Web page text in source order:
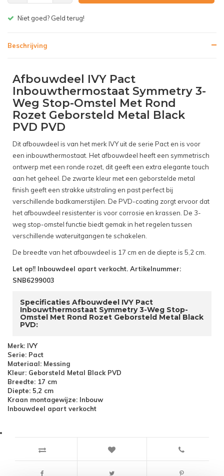
Beschrijving
Afbouwdeel IVY Pact
Inbouwthermostaat Symmetry 3-
Weg Stop-Omstel Met Rond
Rozet Geborsteld Metal Black
PVD PVD
Dit afbouwdeel is van het merk IVY uit de serie Pact en is voor
een inbouwthermostaat. Het afbouwdeel heeft een symmetrisch
ontwerp met een ronde rozet, dit geeft een extra elegante touch
aan het geheel. De zwarte kleur met een geborstelde metal
finish geeft een strakke uitstraling en past perfect bij
verschillende badkamerstijlen. De PVD-coating zorgt ervoor dat
het afbouwdeel resistenter is voor corrosie en krassen. De 3-
weg stop-omstel functie biedt gemak in het regelen tussen
verschillende wateruitgangen te schakelen.
De breedte van het afbouwdeel is 17 cm en de diepte is 5,2 cm.
Let op!! Inbouwdeel apart verkocht. Artikelnummer:
SNB6299003
Specificaties Afbouwdeel IVY Pact
Inbouwthermostaat Symmetry 3-Weg Stop-
Omstel Met Rond Rozet Geborsteld Metal Black
PVD:
Merk: IVY
Serie: Pact
Materiaal: Messing
Kleur: Geborsteld Metal Black PVD
Breedte: 17 cm
Diepte: 5,2 cm
Kraan montagewijze: Inbouw
Inbouwdeel apart verkocht